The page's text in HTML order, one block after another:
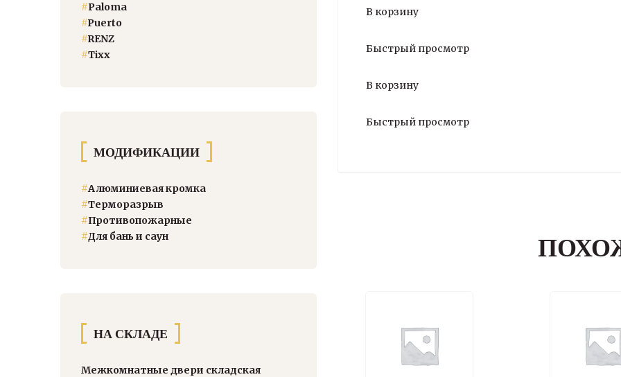
В корзину
Быстрый просмотр
В корзину
Быстрый просмотр
#Paloma
#Puerto
#RENZ
#Тixx
МОДИФИКАЦИИ
#Алюминиевая кромка
#Терморазрыв
#Противопожарные
#Для бань и саун
НА СКЛАДЕ
Межкомнатные двери складская